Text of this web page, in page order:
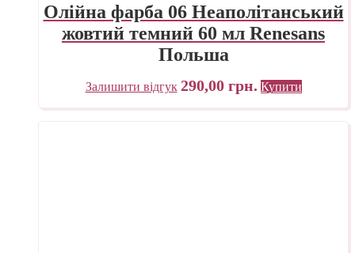
Олійна фарба 06 Неаполітанський
жовтий темний 60 мл Renesans
Польша
Залишити відгук 290,00 грн. Купити